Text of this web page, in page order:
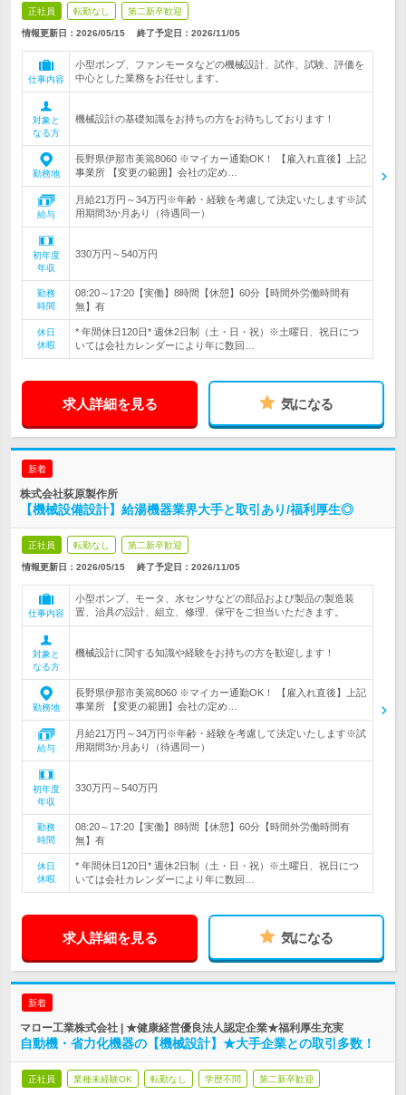
正社員 転勤なし 第二新卒歓迎
情報更新日：2026/05/15 終了予定日： 2026/11/05
仕事内容
小型ポンプ、ファンモータなどの機械設計、試作、試験、評価を
中心とした業務をお任せします。
対象と
なる方
機械設計の基礎知識をお持ちの方をお待ちしております！
勤務地
長野県伊那市美篶8060 ※マイカー通勤OK！ 【雇入れ直後】上記
事業所 【変更の範囲】会社の定め…
給与
月給21万円～34万円※年齢・経験を考慮して決定いたします※試
用期間3か月あり（待遇同一）
初年度
年収
330万円～540万円
勤務
時間
08:20～17:20【実働】8時間【休憩】60分【時間外労働時間有
無】有
休日
休暇
* 年間休日120日* 週休2日制（土・日・祝）※土曜日、祝日につ
いては会社カレンダーにより年に数回…
求人詳細を見る 気になる
新着
株式会社荻原製作所
【機械設備設計】給湯機器業界大手と取引あり/福利厚生◎
正社員 転勤なし 第二新卒歓迎
情報更新日：2026/05/15 終了予定日： 2026/11/05
仕事内容
小型ポンプ、モータ、水センサなどの部品および製品の製造装
置、治具の設計、組立、修理、保守をご担当いただきます。
対象と
なる方
機械設計に関する知識や経験をお持ちの方を歓迎します！
勤務地
長野県伊那市美篶8060 ※マイカー通勤OK！ 【雇入れ直後】上記
事業所 【変更の範囲】会社の定め…
給与
月給21万円～34万円※年齢・経験を考慮して決定いたします※試
用期間3か月あり（待遇同一）
初年度
年収
330万円～540万円
勤務
時間
08:20～17:20【実働】8時間【休憩】60分【時間外労働時間有
無】有
休日
休暇
* 年間休日120日* 週休2日制（土・日・祝）※土曜日、祝日につ
いては会社カレンダーにより年に数回…
求人詳細を見る 気になる
新着
マロー工業株式会社 | ★健康経営優良法人認定企業★福利厚生充実
自動機・省力化機器の【機械設計】★大手企業との取引多数！
正社員 業種未経験OK 転勤なし 学歴不問 第二新卒歓迎